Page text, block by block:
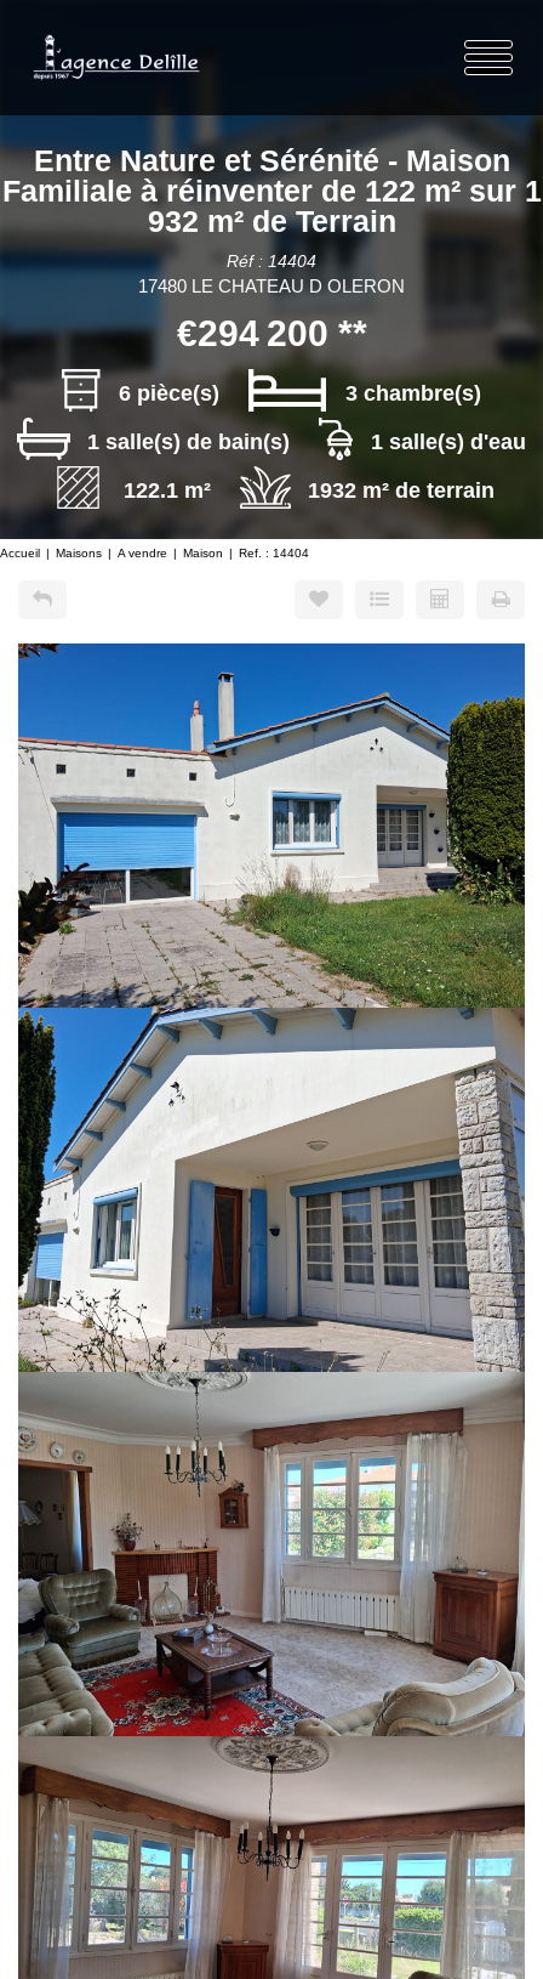
Entre Nature et Sérénité - Maison
Familiale à réinventer de 122 m² sur 1
932 m² de Terrain
Réf : 14404
17480 LE CHATEAU D OLERON
€294 200 **
6 pièce(s)
3 chambre(s)
1 salle(s) de bain(s)
1 salle(s) d'eau
122.1 m²
1932 m² de terrain
Accueil Maisons A vendre Maison Ref. : 14404
Maison traditionnelle avec grand terrain ? Un cadre de vie privilégié entre
espace et nature
Implantée sur un vaste terrain de 1 932 m², dont environ 1 000 m² situés en
zone agricole, cette maison traditionnelle à rafraîchir, construite dans les
années 1960, offre un environnement paisible et verdoyant, idéal pour les
amoureux d'espace et de tranquillité.
Derrière son charme authentique, cette propriété développe environ 122 m²
habitables et séduit par ses volumes agréables, sa luminosité et son
potentiel d'évolution. Un bien qui saura répondre aussi bien aux attentes
d'une résidence principale familiale qu'à celles d'une maison de campagne
où il fait bon se retrouver.
Dès l'arrivée, un auvent accueille les visiteurs et annonce l'atmosphère
chaleureuse de la maison. À l'intérieur, la cuisine équipée s'ouvre sur un
agréable séjour, créant un espace convivial propice aux moments de
partage. Dans son prolongement, le salon offre un lieu de détente
confortable où profiter de soirées en famille ou entre amis.
Le rez-de-chaussée dispose également d'un dégagement desservant un
bureau, idéal pour le télétravail ou pour aménager un espace dédié aux
loisirs, ainsi qu'une chambre avec placard permettant une vie de plain-pied
particulièrement appréciable. Une salle d'eau et une buanderie complètent
ce niveau avec praticité.
À l'étage, deux chambres supplémentaires offrent de beaux espaces nuit
pour accueillir famille et invités. Une seconde salle d'eau vient compléter cet
étage et garantit un confort optimal au quotidien.
La véranda constitue un véritable atout supplémentaire. Baignée de lumière,
elle permet de profiter de l'extérieur en toute saison et crée un espace de vie
complémentaire particulièrement agréable.